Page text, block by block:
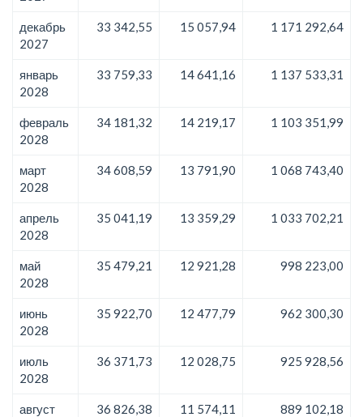
декабрь
2027
33 342,55 15 057,94 1 171 292,64
январь
2028
33 759,33 14 641,16 1 137 533,31
февраль
2028
34 181,32 14 219,17 1 103 351,99
март
2028
34 608,59 13 791,90 1 068 743,40
апрель
2028
35 041,19 13 359,29 1 033 702,21
май
2028
35 479,21 12 921,28 998 223,00
июнь
2028
35 922,70 12 477,79 962 300,30
июль
2028
36 371,73 12 028,75 925 928,56
август
36 826,38 11 574,11 889 102,18